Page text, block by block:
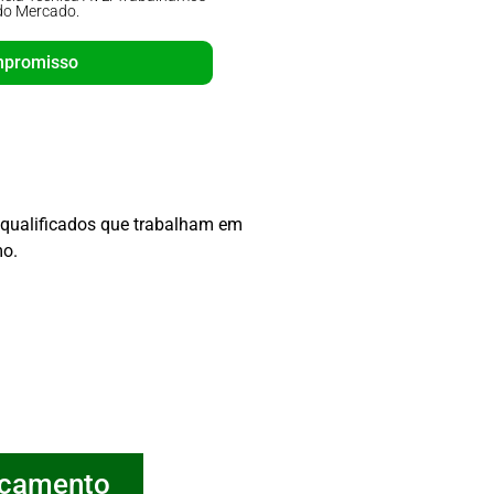
Mercado.
que trabalham em